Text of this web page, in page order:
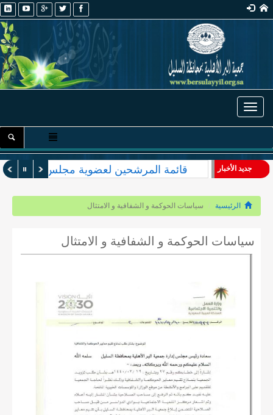
Toggle navigation
جديد الأخبار قائمة المرشحين لعضوية مجلس الإدارة
الرئيسية سياسات الحوكمة و الشفافية و الامتثال
سياسات الحوكمة و الشفافية و الامتثال